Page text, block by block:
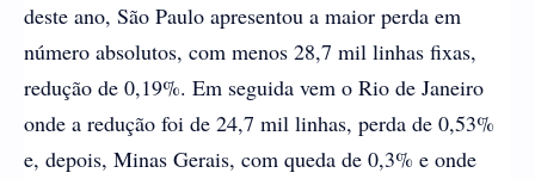
deste ano, São Paulo apresentou a maior perda em
número absolutos, com menos 28,7 mil linhas fixas,
redução de 0,19%. Em seguida vem o Rio de Janeiro
onde a redução foi de 24,7 mil linhas, perda de 0,53%
e, depois, Minas Gerais, com queda de 0,3% e onde